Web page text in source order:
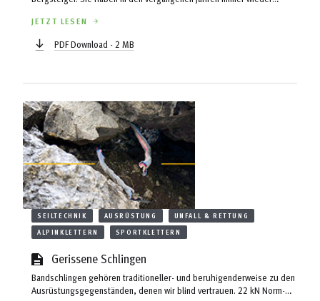
waren von seinem enormen Hintergrundwissen, seinem Zugang und
seinen Aussagen überrascht und angetan - deshalb dann nicht
verwundert, als wir erfuhren, dass er sich auch beruflich damit
JETZT LESEN
PDF Download - 2 MB
SEILTECHNIK AUSRÜSTUNG
UNFALL & RETTUNG
ALPINKLETTERN
SPORTKLETTERN
Gerissene Schlingen
Bandschlingen gehören traditioneller- und beruhigenderweise zu den
Ausrüstungsgegenständen, denen wir blind vertrauen. 22 kN Norm-